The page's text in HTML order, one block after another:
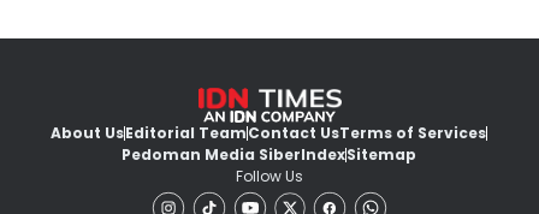
About UsEditorial TeamContact UsTerms of Services
Pedoman Media SiberIndexSitemap
Follow Us